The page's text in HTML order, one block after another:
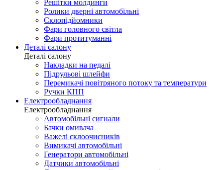
Решітки молдинги
Ролики дверні автомобільні
Склопідйомники
Фари головного світла
Фари протитуманні
Деталі салону
Деталі салону
Накладки на педалі
Підрульові шлейфи
Перемикачі повітряного потоку та температури
Ручки КПП
Електрообладнання
Електрообладнання
Автомобільні сигнали
Бачки омивача
Важелі склоочисників
Вимикачі автомобільні
Генератори автомобільні
Датчики автомобільні